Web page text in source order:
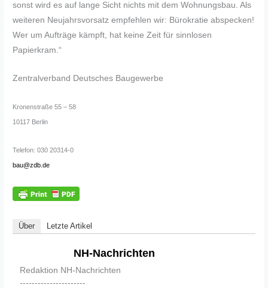
sonst wird es auf lange Sicht nichts mit dem Wohnungsbau. Als
weiteren Neujahrsvorsatz empfehlen wir: Bürokratie abspecken!
Wer um Aufträge kämpft, hat keine Zeit für sinnlosen
Papierkram.“
Zentralverband Deutsches Baugewerbe
Kronenstraße 55 – 58
10117 Berlin
Telefon: 030 20314-0
bau@zdb.de
Über Letzte Artikel
NH-Nachrichten
Redaktion NH-Nachrichten
----------------------